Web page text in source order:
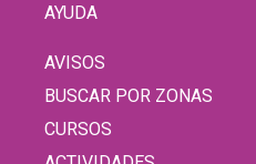
AYUDA
AVISOS
BUSCAR POR ZONAS
CURSOS